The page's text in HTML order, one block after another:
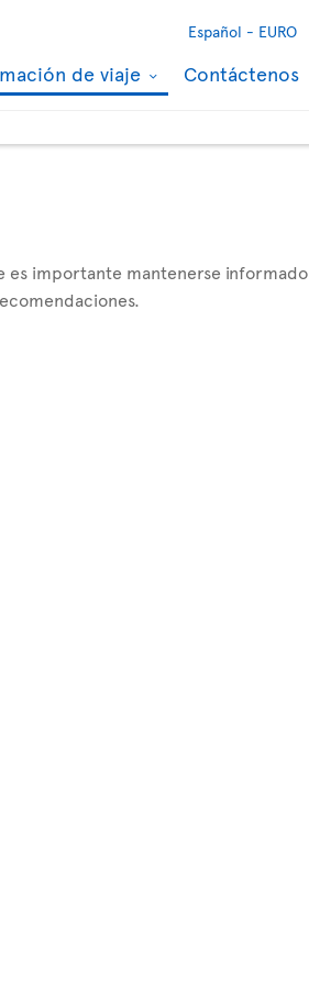
Español - EURO
de viaje Contáctenos
es importante mantenerse informado